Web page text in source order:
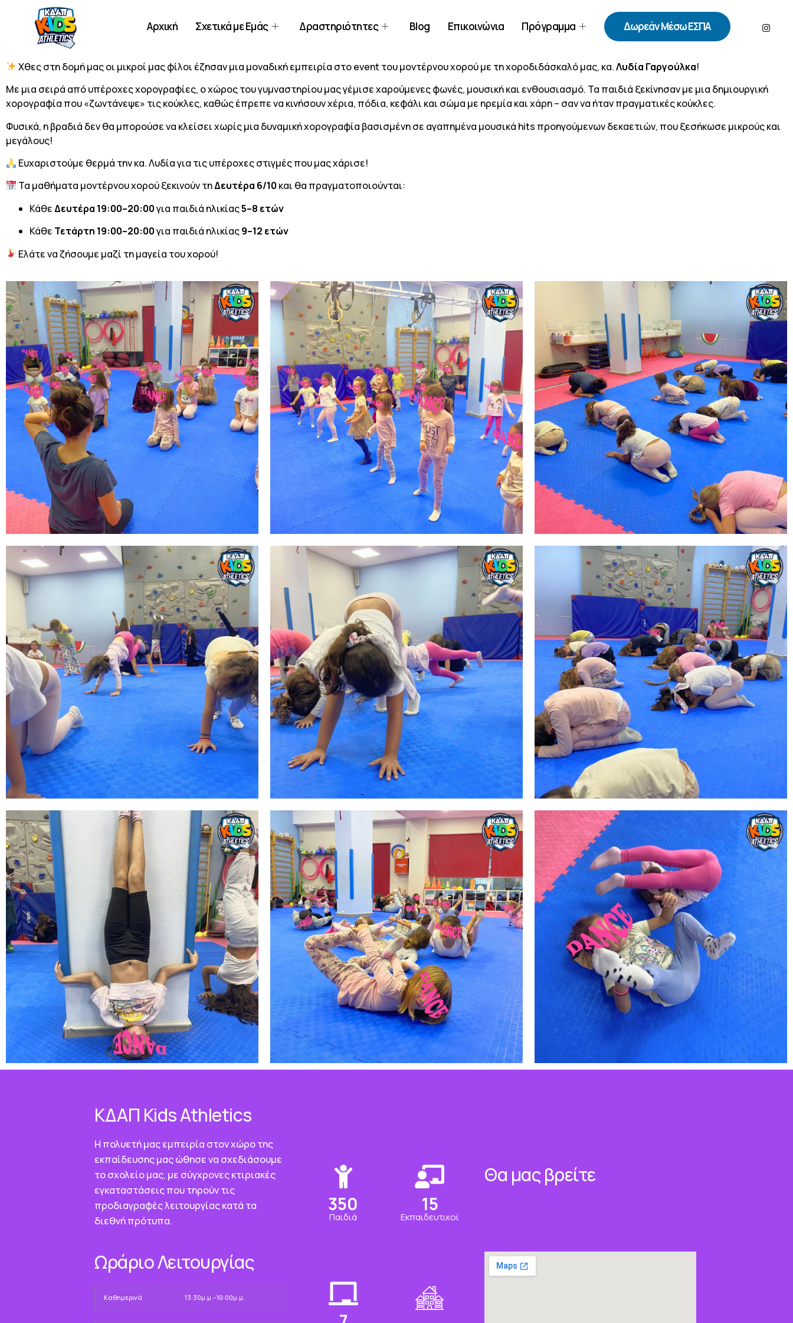
Αρχική Σχετικά με Εμάς Δραστηριότητες Blog Επικοινώνια Πρόγραμμα Δωρεάν Μέσω ΕΣΠΑ
Χθες στη δομή μας οι μικροί μας φίλοι έζησαν μια μοναδική εμπειρία στο event του μοντέρνου χορού με τη χοροδιδάσκαλό μας, κα.Λυδία Γαργούλκα!
Με μια σειρά από υπέροχες χορογραφίες, ο χώρος του γυμναστηρίου μας γέμισε χαρούμενες φωνές, μουσική και ενθουσιασμό. Τα παιδιά ξεκίνησαν με μια δημιουργική
χορογραφία που «ζωντάνεψε» τις κούκλες, καθώς έπρεπε να κινήσουν χέρια, πόδια, κεφάλι και σώμα με ηρεμία και χάρη – σαν να ήταν πραγματικές κούκλες.
Φυσικά, η βραδιά δεν θα μπορούσε να κλείσει χωρίς μια δυναμική χορογραφία βασισμένη σε αγαπημένα μουσικά hits προηγούμενων δεκαετιών, που ξεσήκωσε μικρούς και
μεγάλους!
Ευχαριστούμε θερμά την κα. Λυδία για τις υπέροχες στιγμές που μας χάρισε!
Τα μαθήματα μοντέρνου χορού ξεκινούν τηΔευτέρα 6/10 και θα πραγματοποιούνται:
ΚάθεΔευτέρα 19:00–20:00για παιδιά ηλικίας5–8 ετών
Κάθε Τετάρτη 19:00–20:00για παιδιά ηλικίας9–12 ετών
Ελάτε να ζήσουμε μαζί τη μαγεία του χορού!
ΚΔΑΠ Κids Athletics
Η πολυετή μας εμπειρία στον χώρο της
εκπαίδευσης μας ώθησε να σχεδιάσουμε
το σχολείο μας, με σύγχρονες κτιριακές
εγκαταστάσεις που τηρούν τις
προδιαγραφές λειτουργίας κατά τα
διεθνή πρότυπα.
Ωράριο Λειτουργίας
Καθημερινά 13:30μ.μ.–10:00μ.μ.
350
Παιδιά
15
Εκπαιδευτικοί
Θα μας βρείτε